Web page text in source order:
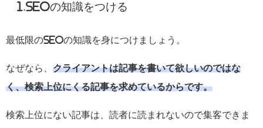
1.SEOの知識をつける
最低限のSEOの知識を身につけましょう。
なぜなら、 クライアントは記事を書いて欲しいのではな
く、検索上位にくる記事を求めているからです。
検索上位にない記事は、読者に読まれないので集客できま